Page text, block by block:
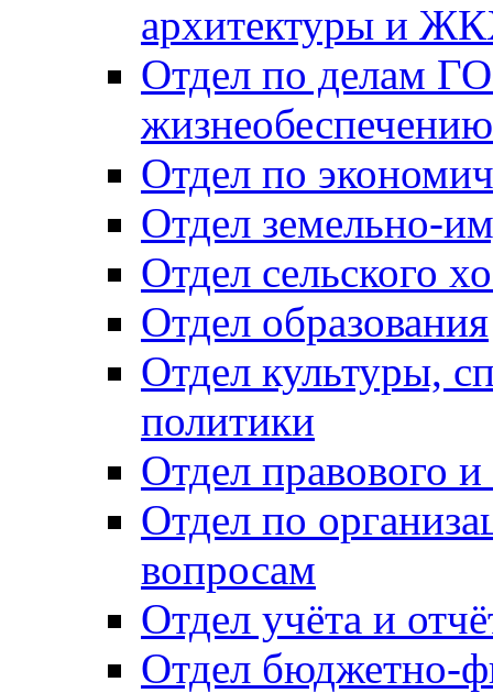
архитектуры и
Отдел по делам
Отдел по
Отдел земельно-
Отдел сельского
Отдел образования
Отдел культуры,
политики
Отдел правового
Отдел по
вопросам
Отдел учёта и
Отдел бюджетно-